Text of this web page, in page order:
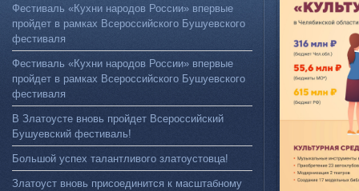
Фестиваль «Кухни народов России» впервые
пройдет в рамках Всероссийского Бушуевского
фестиваля
Фестиваль «Кухни народов России» впервые
пройдет в рамках Всероссийского Бушуевского
фестиваля
В Златоусте вновь пройдет Всероссийский
Бушуевский фестиваль!
Большой успех талантливого златоустовца!
Златоуст вновь присоединится к масштабному